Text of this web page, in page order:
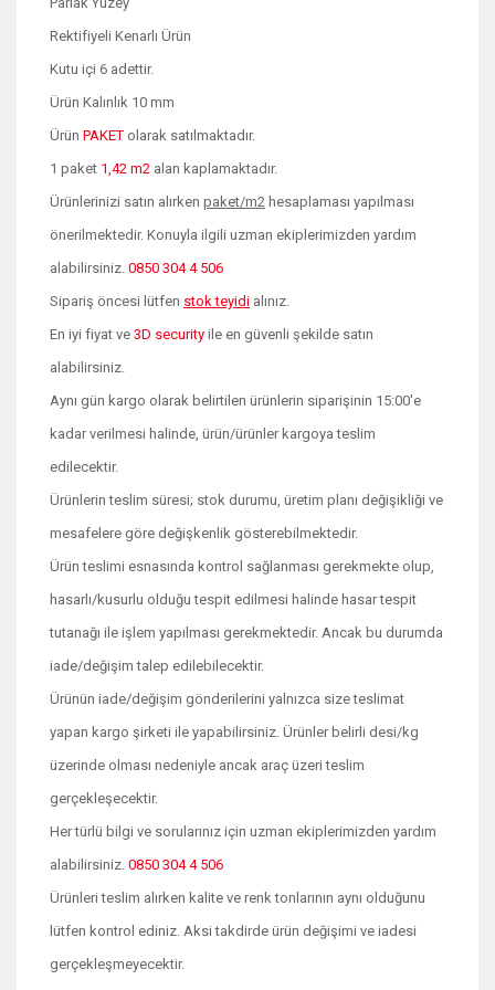
Rektifiyeli Kenarlı Ürün
Kutu içi 6 adettir.
Ürün Kalınlık 10 mm
Ürün PAKET olarak satılmaktadır.
1 paket 1,42 m2 alan kaplamaktadır.
Ürünlerinizi satın alırken paket/m2 hesaplaması yapılması
önerilmektedir. Konuyla ilgili uzman ekiplerimizden yardım
alabilirsiniz. 0850 304 4 506
Sipariş öncesi lütfen stok teyidi alınız.
En iyi fiyat ve 3D security ile en güvenli şekilde satın
alabilirsiniz.
Aynı gün kargo olarak belirtilen ürünlerin siparişinin 15:00'e
kadar verilmesi halinde, ürün/ürünler kargoya teslim
edilecektir.
Ürünlerin teslim süresi; stok durumu, üretim planı değişikliği ve
mesafelere göre değişkenlik gösterebilmektedir.
Ürün teslimi esnasında kontrol sağlanması gerekmekte olup,
hasarlı/kusurlu olduğu tespit edilmesi halinde hasar tespit
tutanağı ile işlem yapılması gerekmektedir. Ancak bu durumda
iade/değişim talep edilebilecektir.
Ürünün iade/değişim gönderilerini yalnızca size teslimat
yapan kargo şirketi ile yapabilirsiniz. Ürünler belirli desi/kg
üzerinde olması nedeniyle ancak araç üzeri teslim
gerçekleşecektir.
Her türlü bilgi ve sorularınız için uzman ekiplerimizden yardım
alabilirsiniz. 0850 304 4 506
Ürünleri teslim alırken kalite ve renk tonlarının aynı olduğunu
lütfen kontrol ediniz. Aksi takdirde ürün değişimi ve iadesi
gerçekleşmeyecektir.